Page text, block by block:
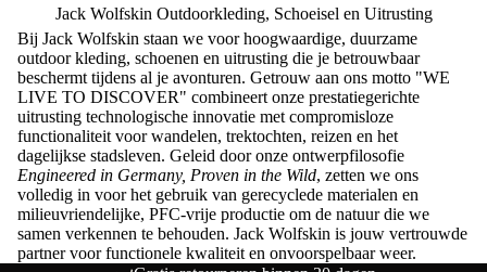
Jack Wolfskin Outdoorkleding, Schoeisel en Uitrusting
Bij Jack Wolfskin staan we voor hoogwaardige, duurzame
outdoor kleding, schoenen en uitrusting die je betrouwbaar
beschermt tijdens al je avonturen. Getrouw aan ons motto "WE
LIVE TO DISCOVER" combineert onze prestatiegerichte
uitrusting technologische innovatie met compromisloze
functionaliteit voor wandelen, trektochten, reizen en het
dagelijkse stadsleven. Geleid door onze ontwerpfilosofie
Engineered in Germany, Proven in the Wild, zetten we ons
volledig in voor het gebruik van gerecyclede materialen en
milieuvriendelijke, PFC-vrije productie om de natuur die we
samen verkennen te behouden. Jack Wolfskin is jouw vertrouwde
partner voor functionele kwaliteit en onvoorspelbaar weer.